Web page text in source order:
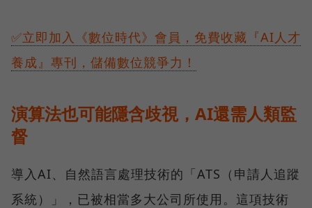
✅立即加入《數位時代》會員，免費收藏『AI人才
養成』專刊，儲備數位競爭力！
演算法也可能隱含歧視，AI還需人類監
督
導入AI、自然語言處理技術的「ATS（申請人追蹤
系統）」，已被相當多大公司所使用。這項技術